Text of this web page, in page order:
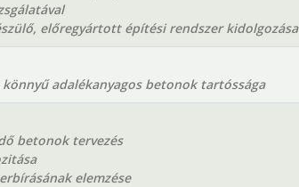
előregyártott építési rendszer kidolgozása
adalékanyagos betonok tartóssága
betonok tervezés
elemzése